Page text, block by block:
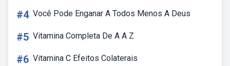
#4 Você Pode Enganar A Todos Menos A Deus
#5 Vitamina Completa De A A Z
#6 Vitamina C Efeitos Colaterais